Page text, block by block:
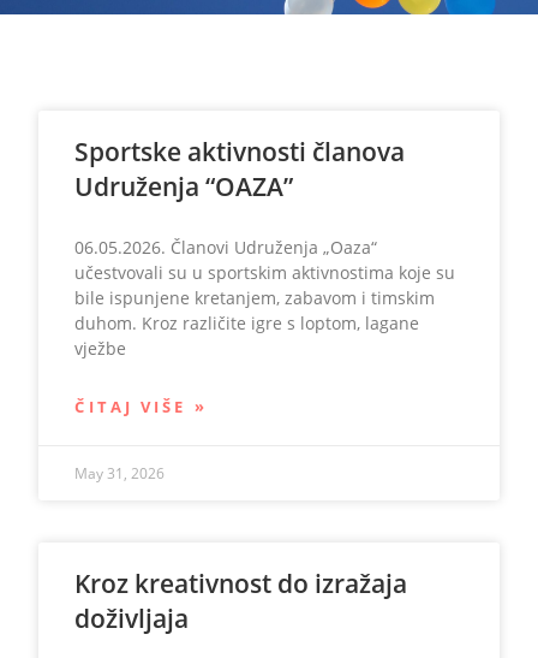
Sportske aktivnosti članova
Udruženja “OAZA”
06.05.2026. Članovi Udruženja „Oaza“
učestvovali su u sportskim aktivnostima koje su
bile ispunjene kretanjem, zabavom i timskim
duhom. Kroz različite igre s loptom, lagane
vježbe
ČITAJ VIŠE »
May 31, 2026
Kroz kreativnost do izražaja
doživljaja